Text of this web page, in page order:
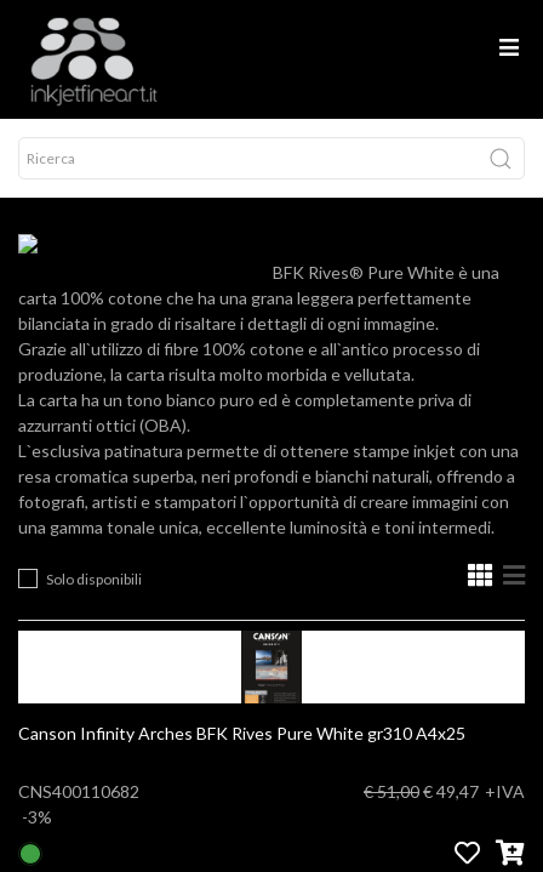
BFK Rives® Pure White è una
carta 100% cotone che ha una grana leggera perfettamente
bilanciata in grado di risaltare i dettagli di ogni immagine.
Grazie all`utilizzo di fibre 100% cotone e all`antico processo di
produzione, la carta risulta molto morbida e vellutata.
La carta ha un tono bianco puro ed è completamente priva di
azzurranti ottici (OBA).
L`esclusiva patinatura permette di ottenere stampe inkjet con una
resa cromatica superba, neri profondi e bianchi naturali, offrendo a
fotografi, artisti e stampatori l`opportunità di creare immagini con
una gamma tonale unica, eccellente luminosità e toni intermedi.
Solo disponibili
Canson Infinity Arches BFK Rives Pure White gr310 A4x25
CNS400110682
-3%
€ 51,00€ 49,47 +IVA